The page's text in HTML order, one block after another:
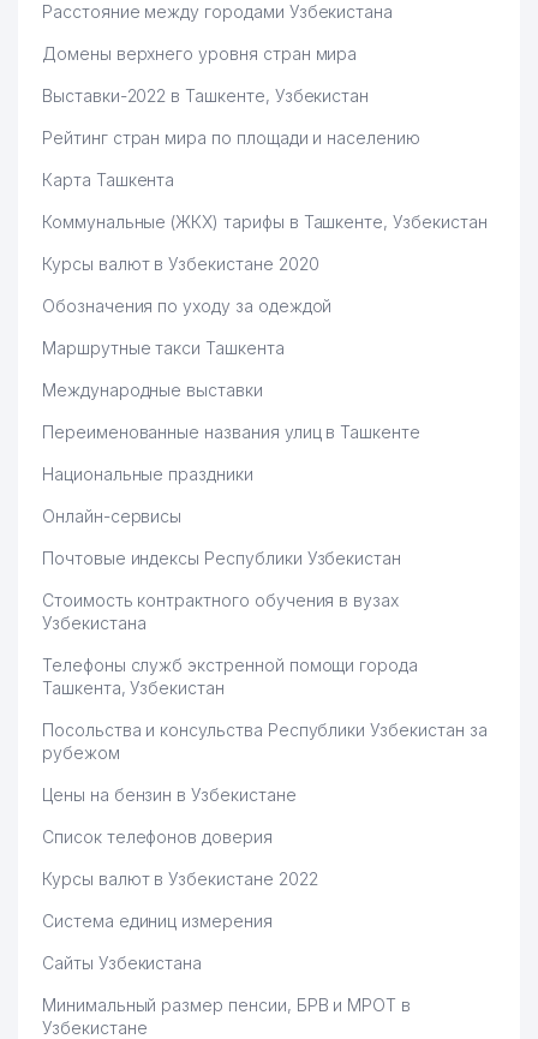
Расстояние между городами Узбекистана
Домены верхнего уровня стран мира
Выставки-2022 в Ташкенте, Узбекистан
Рейтинг стран мира по площади и населению
Карта Ташкента
Коммунальные (ЖКХ) тарифы в Ташкенте, Узбекистан
Курсы валют в Узбекистане 2020
Обозначения по уходу за одеждой
Маршрутные такси Ташкента
Международные выставки
Переименованные названия улиц в Ташкенте
Национальные праздники
Онлайн-сервисы
Почтовые индексы Республики Узбекистан
Стоимость контрактного обучения в вузах
Узбекистана
Телефоны служб экстренной помощи города
Ташкента, Узбекистан
Посольства и консульства Республики Узбекистан за
рубежом
Цены на бензин в Узбекистане
Список телефонов доверия
Курсы валют в Узбекистане 2022
Система единиц измерения
Сайты Узбекистана
Минимальный размер пенсии, БРВ и МРОТ в
Узбекистане